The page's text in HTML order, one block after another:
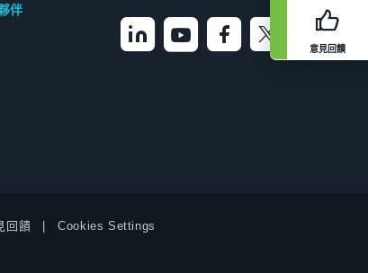
意見回饋
伴
回饋 Cookies Settings